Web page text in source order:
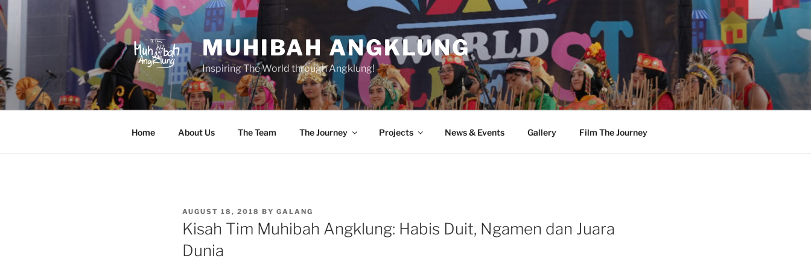
Skip
to
MUHIBAH ANGKLUNG
Inspiring The World through Angklung!
Home About Us The Team The Journey Projects News & Events Gallery Film The Journey
POSTED
ON
AUGUST 18, 2018 BY GALANG
Kisah Tim Muhibah Angklung: Habis Duit, Ngamen dan Juara
Dunia